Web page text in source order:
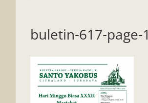
buletin-617-page-1